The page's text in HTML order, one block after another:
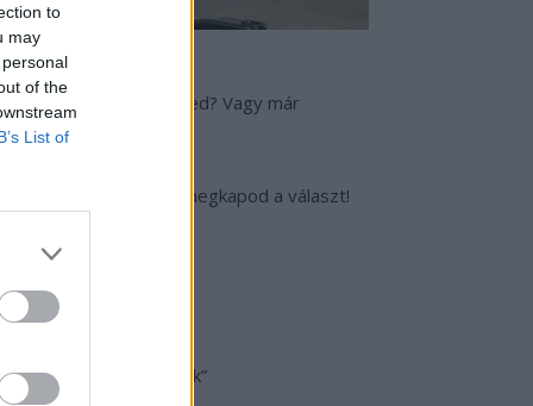
to
may
of the
List of
de még sok a kérdésed? Vagy már
mindenre megkapod a választ!
btn_size=”ubtn-block”